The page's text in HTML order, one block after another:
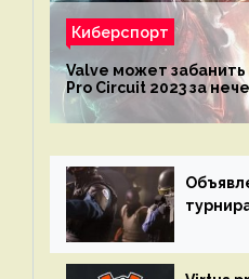
Киберспорт
Valve может
Pro Circuit 2023 за